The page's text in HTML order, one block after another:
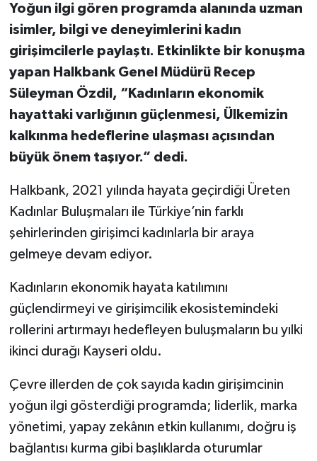
Yoğun ilgi gören programda alanında uzman
isimler, bilgi ve deneyimlerini kadın
girişimcilerle paylaştı. Etkinlikte bir konuşma
yapan Halkbank Genel Müdürü Recep
Süleyman Özdil, “Kadınların ekonomik
hayattaki varlığının güçlenmesi, Ülkemizin
kalkınma hedeflerine ulaşması açısından
büyük önem taşıyor.” dedi.
Halkbank, 2021 yılında hayata geçirdiği Üreten
Kadınlar Buluşmaları ile Türkiye’nin farklı
şehirlerinden girişimci kadınlarla bir araya
gelmeye devam ediyor.
Kadınların ekonomik hayata katılımını
güçlendirmeyi ve girişimcilik ekosistemindeki
rollerini artırmayı hedefleyen buluşmaların bu yılki
ikinci durağı Kayseri oldu.
Çevre illerden de çok sayıda kadın girişimcinin
yoğun ilgi gösterdiği programda; liderlik, marka
yönetimi, yapay zekânın etkin kullanımı, doğru iş
bağlantısı kurma gibi başlıklarda oturumlar